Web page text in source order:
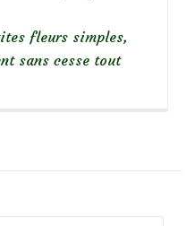
fleurs simples,
sans cesse tout